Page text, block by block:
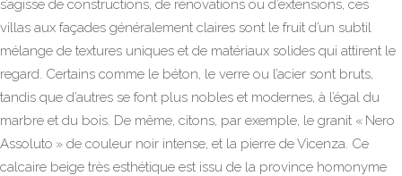
s’agisse de constructions, de rénovations ou d’extensions, ces
villas aux façades généralement claires sont le fruit d’un subtil
mélange de textures uniques et de matériaux solides qui attirent le
regard. Certains comme le béton, le verre ou l’acier sont bruts,
tandis que d’autres se font plus nobles et modernes, à l’égal du
marbre et du bois. De même, citons, par exemple, le granit « Nero
Assoluto » de couleur noir intense, et la pierre de Vicenza. Ce
calcaire beige très esthétique est issu de la province homonyme